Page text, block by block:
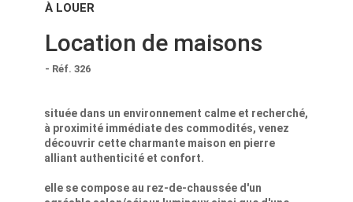
À LOUER
Location de maisons
- Réf. 326
située dans un environnement calme et recherché,
à proximité immédiate des commodités, venez
découvrir cette charmante maison en pierre
alliant authenticité et confort.
elle se compose au rez-de-chaussée d'un